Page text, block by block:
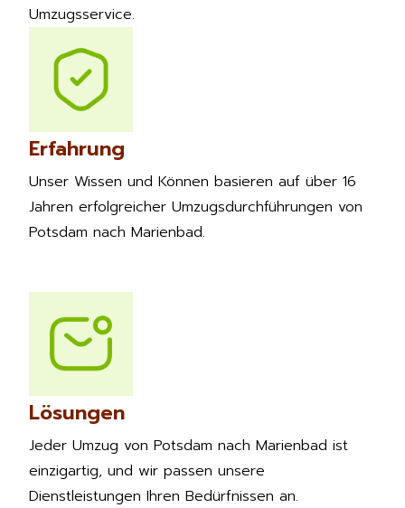
Erfahrung
Unser Wissen und Können basieren auf über 16
Jahren erfolgreicher Umzugsdurchführungen von
Potsdam nach Marienbad.
Lösungen
Jeder Umzug von Potsdam nach Marienbad ist
einzigartig, und wir passen unsere
Dienstleistungen Ihren Bedürfnissen an.
Umzugsservice.